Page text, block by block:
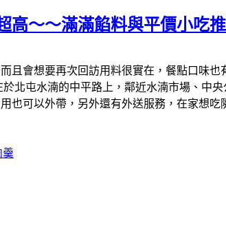
高～～滿滿餡料與平價小吃
且會想要再次回訪用料很實在，餐點口味
北屯水湳的中平路上，鄰近水湳市場、中
也可以外帶，另外還有外送服務，在家想吃
羹